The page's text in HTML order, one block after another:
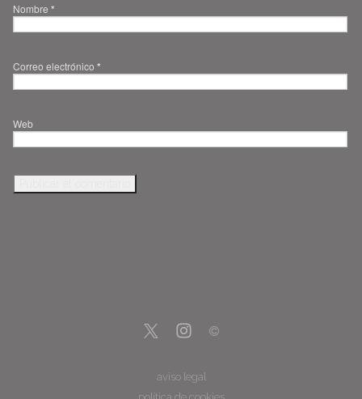
Nombre *
Correo electrónico *
Web
aviso legal